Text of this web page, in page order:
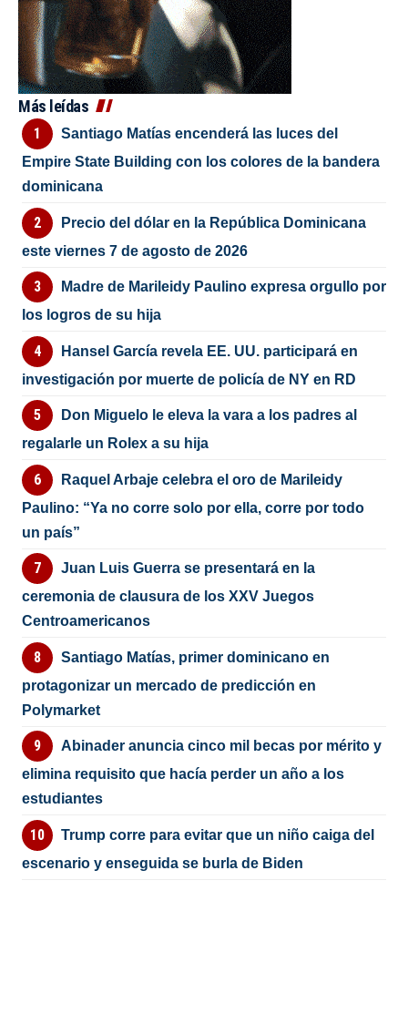
Más leídas
Santiago Matías encenderá las luces del
Empire State Building con los colores de la bandera
dominicana
Precio del dólar en la República Dominicana
este viernes 7 de agosto de 2026
Madre de Marileidy Paulino expresa orgullo por
los logros de su hija
Hansel García revela EE. UU. participará en
investigación por muerte de policía de NY en RD
Don Miguelo le eleva la vara a los padres al
regalarle un Rolex a su hija
Raquel Arbaje celebra el oro de Marileidy
Paulino: “Ya no corre solo por ella, corre por todo
un país”
Juan Luis Guerra se presentará en la
ceremonia de clausura de los XXV Juegos
Centroamericanos
Santiago Matías, primer dominicano en
protagonizar un mercado de predicción en
Polymarket
Abinader anuncia cinco mil becas por mérito y
elimina requisito que hacía perder un año a los
estudiantes
Trump corre para evitar que un niño caiga del
escenario y enseguida se burla de Biden